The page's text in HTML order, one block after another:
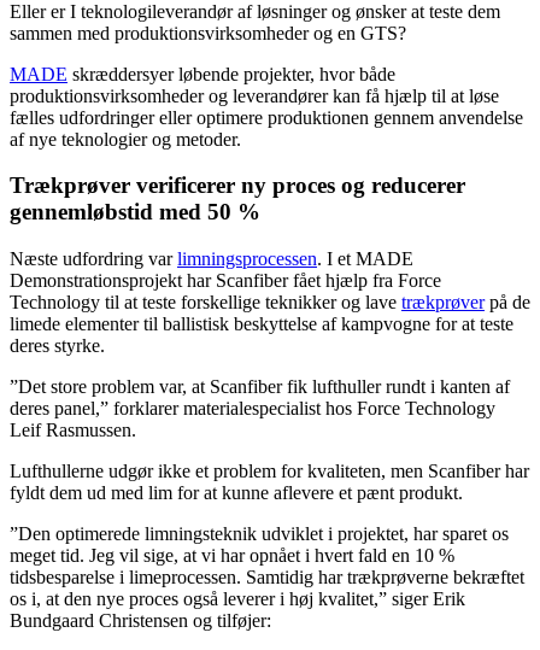
Eller er I teknologileverandør af løsninger og ønsker at teste dem
sammen med produktionsvirksomheder og en GTS?
MADE skræddersyer løbende projekter, hvor både
produktionsvirksomheder og leverandører kan få hjælp til at løse
fælles udfordringer eller optimere produktionen gennem anvendelse
af nye teknologier og metoder.
Trækprøver verificerer ny proces og reducerer
gennemløbstid med 50 %
Næste udfordring varlimningsprocessen. I et MADE
Demonstrationsprojekt har Scanfiber fået hjælp fra Force
Technology til at teste forskellige teknikker og lave trækprøverpå de
limede elementer til ballistisk beskyttelse af kampvogne for at teste
deres styrke.
”Det store problem var, at Scanfiber fik lufthuller rundt i kanten af
deres panel,” forklarer materialespecialist hos Force Technology
Leif Rasmussen.
Lufthullerne udgør ikke et problem for kvaliteten, men Scanfiber har
fyldt dem ud med lim for at kunne aflevere et pænt produkt.
”Den optimerede limningsteknik udviklet i projektet, har sparet os
meget tid. Jeg vil sige, at vi har opnået i hvert fald en 10 %
tidsbesparelse i limeprocessen. Samtidig har trækprøverne bekræftet
os i, at den nye proces også leverer i høj kvalitet,” siger Erik
Bundgaard Christensen og tilføjer: